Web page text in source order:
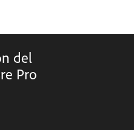
del
Pro